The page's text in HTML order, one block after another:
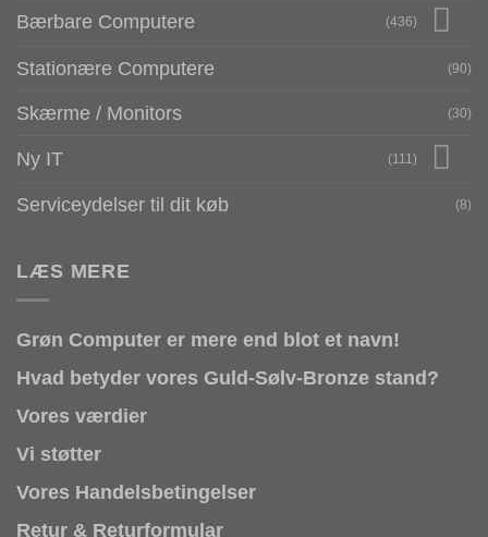
Bærbare Computere (436)
Stationære Computere (90)
Skærme / Monitors (30)
Ny IT (111)
Serviceydelser til dit køb (8)
LÆS MERE
Grøn Computer er mere end blot et navn!
Hvad betyder vores Guld-Sølv-Bronze stand?
Vores værdier
Vi støtter
Vores Handelsbetingelser
Retur & Returformular